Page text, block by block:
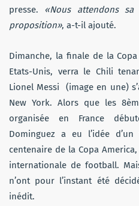
presse. «Nous attendons
proposition», a-t-il ajouté.
Dimanche, la finale de la
Etats-Unis, verra le Chili
Lionel Messi (image en une)
New York. Alors que les
organisée en France
Dominguez a eu l’idée
centenaire de la Copa
internationale de football.
n’ont pour l’instant été
inédit.